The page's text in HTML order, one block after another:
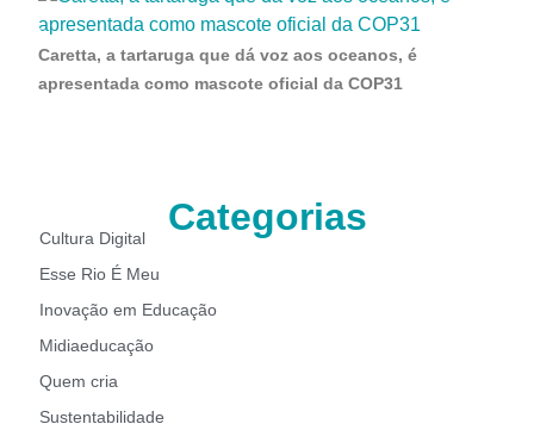
Caretta, a tartaruga que dá voz aos oceanos, é
apresentada como mascote oficial da COP31
Categorias
Cultura Digital
Esse Rio É Meu
Inovação em Educação
Midiaeducação
Quem cria
Sustentabilidade